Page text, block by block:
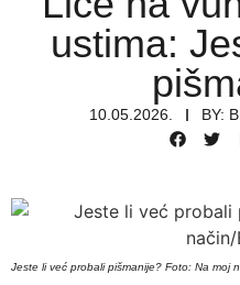
ustima:
10.05.2026. BY:
Jeste li već probali pišmanije? Foto: Na moj